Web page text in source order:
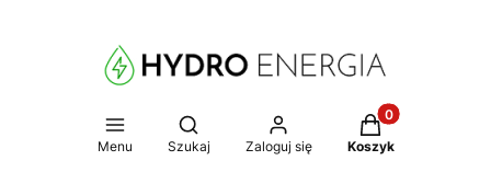
Menu
Otwórz wyszukiwarkę
Szukaj Zaloguj się
Produkty w
Koszyk